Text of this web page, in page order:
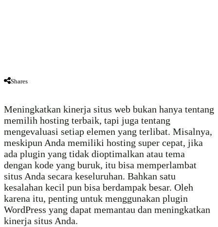
Shares
Meningkatkan kinerja situs web bukan hanya tentang
memilih hosting terbaik, tapi juga tentang
mengevaluasi setiap elemen yang terlibat. Misalnya,
meskipun Anda memiliki hosting super cepat, jika
ada plugin yang tidak dioptimalkan atau tema
dengan kode yang buruk, itu bisa memperlambat
situs Anda secara keseluruhan. Bahkan satu
kesalahan kecil pun bisa berdampak besar. Oleh
karena itu, penting untuk menggunakan plugin
WordPress yang dapat memantau dan meningkatkan
kinerja situs Anda.